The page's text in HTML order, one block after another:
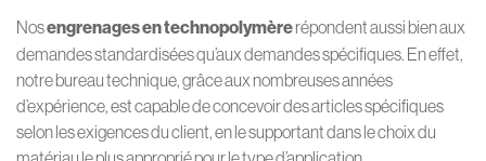
Nosengrenages en technopolymèrerépondent aussi bien aux
demandes standardisées qu’aux demandes spécifiques. En effet,
notre bureau technique, grâce aux nombreuses années
d’expérience, est capable de concevoir des articles spécifiques
selon les exigences du client, en le supportant dans le choix du